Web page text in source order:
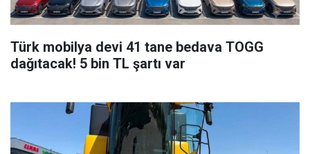
Türk mobilya devi 41 tane bedava TOGG
dağıtacak! 5 bin TL şartı var